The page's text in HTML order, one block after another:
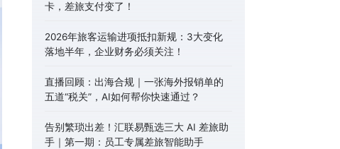
卡，差旅支付变了！
2026年旅客运输进项抵扣新规：3大变化
落地半年，企业财务必须关注！
直播回顾：出海合规｜一张海外报销单的
五道“税关”，AI如何帮你快速通过？
告别繁琐出差！汇联易甄选三大 AI 差旅助
手｜第一期：员工专属差旅智能助手